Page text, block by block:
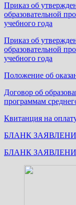
Приказ об
образовательной
учебного года
Приказ об
образовательной
учебного года
Положение об
Договор об
программам
Квитанция на
БЛАНК ЗАЯВЛЕНИЯ
БЛАНК ЗАЯВЛЕНИЯ